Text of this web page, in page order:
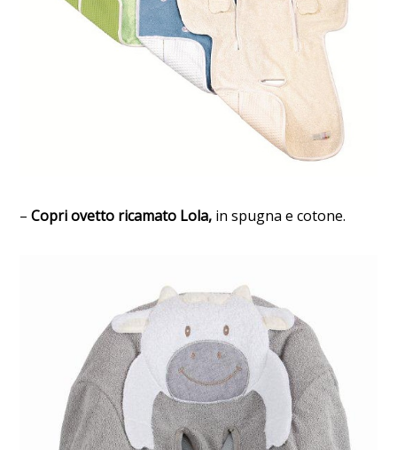
– Copri ovetto ricamato Lola, in spugna e cotone.